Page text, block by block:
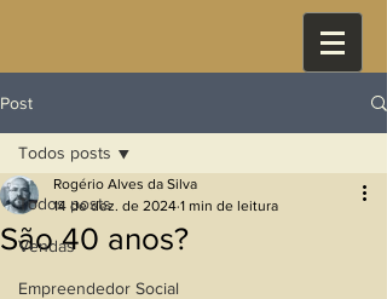
Post
Todos posts
Vendas
Empreendedor Social
Todos posts
São 40 anos?
Rogério Alves da Silva
14 de dez. de 2024 1 min de leitura